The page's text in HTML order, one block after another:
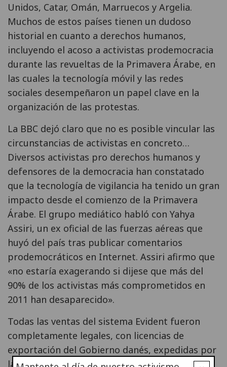
Unidos, Catar, Omán, Marruecos y Argelia.
Muchos de estos países tienen un dudoso
historial en cuanto a derechos humanos,
incluyendo el acoso a activistas prodemocracia
durante las revueltas de la Primavera Árabe, en
las cuales la tecnología móvil y las redes
sociales desempeñaron un papel clave en la
organización de las protestas.
La BBC dejó claro que no es posible vincular las
circunstancias de activistas en concreto…
Diversos activistas pro derechos humanos y
defensores de la democracia han constatado
que la tecnología de vigilancia ha tenido un gran
impacto desde el comienzo de la Primavera
Árabe. El grupo mediático habló con Yahya
Assiri, un ex oficial de las fuerzas aéreas que
huyó del país tras publicar comentarios
prodemocráticos en Internet. Assiri afirmo que
«no estaría exagerando si dijese que más del
90% de los activistas más comprometidos en
2011 han desaparecido».
Todas las ventas del sistema Evident fueron
completamente legales, con licencias de
exportación del Gobierno danés, expedidas por
la Danish Business Authority.